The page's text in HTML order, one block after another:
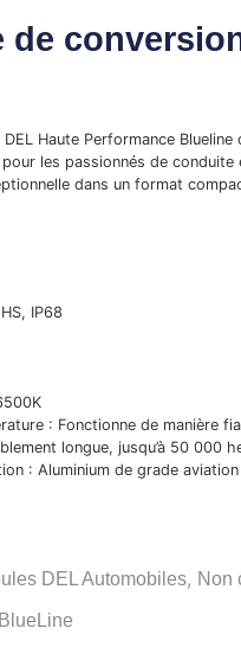
de
Haute Performance Blueline
les passionnés de
dans un format
IP68
: Fonctionne de manière
longue, jusqu’à 50 000
: Aluminium de grade aviation
DEL Automobiles, Non
BlueLine